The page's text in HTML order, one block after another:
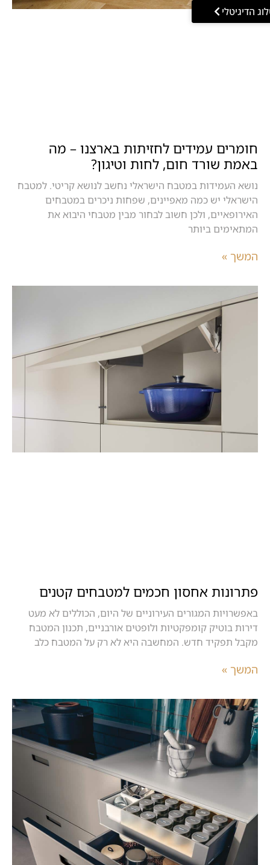
חומרים עמידים לחזיתות בארצנו – מה
באמת שורד חום, לחות וטיגון?
נושא העמידות במטבח הישראלי נחשב לנושא קריטי. למטבח
הישראלי יש כמה מאפיינים, שפחות ניכרים במטבחים
האירופאיים, ולכן חשוב לבחור מבין מטבחי היבוא את
המתאימים ביותר
המשך »
פתרונות אחסון חכמים למטבחים קטנים
באפשרויות המגורים העירוניים של היום, הכוללים לא מעט
דירות בוטיק קומפקטיות ולופטים אורבניים, תכנון המטבח
מקבל תפקיד חדש. המחשבה היא לא רק על המטבח כלב
המשך »
הדיגיטלי